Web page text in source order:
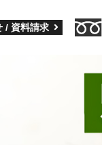
/ 資料請求